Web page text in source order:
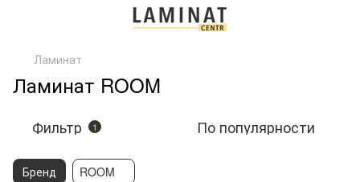
Ламинат
Ламинат ROOM
Фильтр 1 По популярности
Бренд ROOM